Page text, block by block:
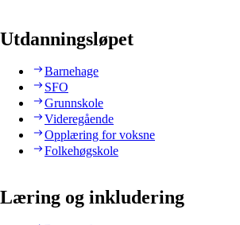
Utdanningsløpet
Barnehage
SFO
Grunnskole
Videregående
Opplæring for voksne
Folkehøgskole
Læring og inkludering